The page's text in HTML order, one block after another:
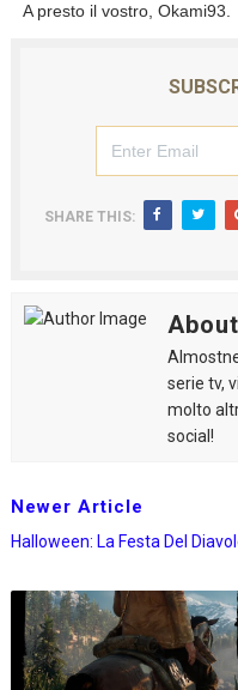
A presto il vostro, Okami93.
SHARE THIS:
serie tv,
molto
social!
Newer Article
Halloween: La Festa Del